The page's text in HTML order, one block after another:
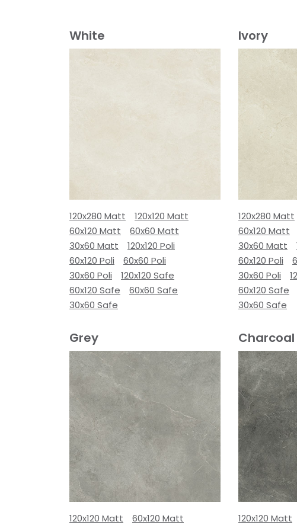
White
120x280 Matt
120x120 Matt
60x120 Matt
60x60 Matt
30x60 Matt
120x120 Poli
60x120 Poli
60x60 Poli
30x60 Poli
120x120 Safe
60x120 Safe
60x60 Safe
30x60 Safe
Ivory
120x280 Matt
60x120 Matt
30x60 Matt
60x120 Poli
30x60 Poli
60x120 Safe
30x60 Safe
Grey
120x120 Matt
60x120 Matt
Charcoal
120x120 Matt